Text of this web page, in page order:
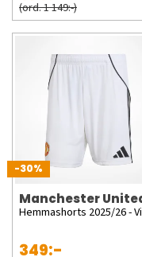
(ord. 1 149:-)
-30%
Manchester
Hemmashorts 2025/26 -
349:-